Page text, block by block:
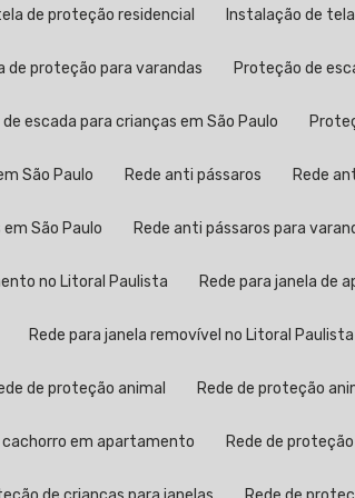
de proteção residencial Instalação de
de proteção para varandas Proteção de
de escada para crianças em São Paulo
São Paulo Rede anti pássaros Rede
em São Paulo Rede anti pássaros para
no Litoral Paulista Rede para janela de
Rede para janela removível no Litoral Paulista
de proteção animal Rede de proteção
cachorro em apartamento Rede de